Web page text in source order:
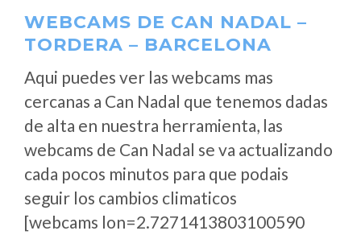
WEBCAMS DE CAN NADAL –
TORDERA – BARCELONA
Aqui puedes ver las webcams mas
cercanas a Can Nadal que tenemos dadas
de alta en nuestra herramienta, las
webcams de Can Nadal se va actualizando
cada pocos minutos para que podais
seguir los cambios climaticos
[webcams lon=2.7271413803100590